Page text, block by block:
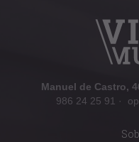
Manuel de Castro,
986 24 25 91 ·